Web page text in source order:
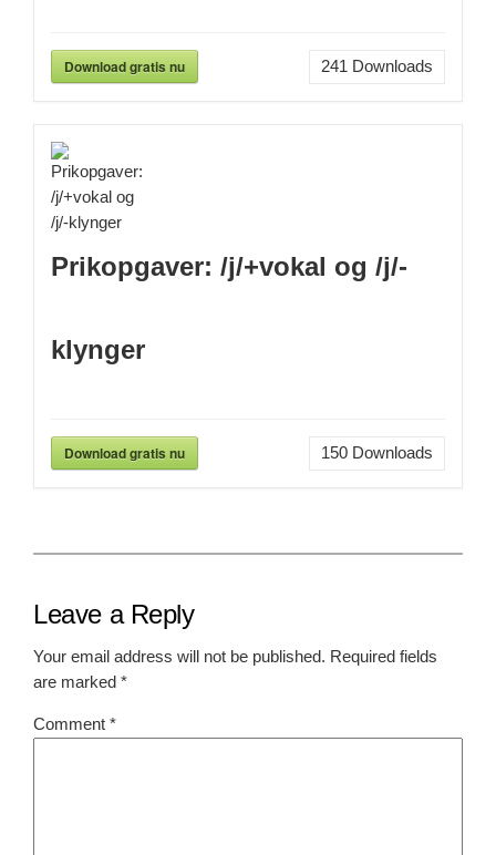
Download gratis nu 241 Downloads
Prikopgaver: /j/+vokal og /j/-
klynger
Download gratis nu 150Downloads
Leave a Reply
Your email address will not be published. Required fields
are marked*
Comment*